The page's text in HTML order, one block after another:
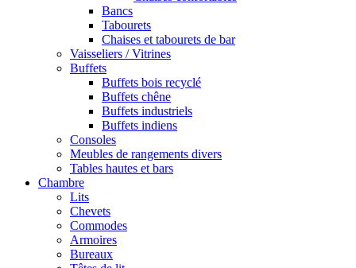
Bancs
Tabourets
Chaises et tabourets de bar
Vaisseliers / Vitrines
Buffets
Buffets bois recyclé
Buffets chêne
Buffets industriels
Buffets indiens
Consoles
Meubles de rangements divers
Tables hautes et bars
Chambre
Lits
Chevets
Commodes
Armoires
Bureaux